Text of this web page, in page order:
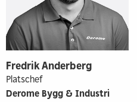
Fredrik Anderberg
Platschef
Derome Bygg & Industri